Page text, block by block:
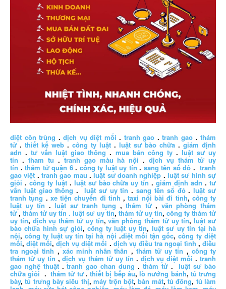
diệt côn trùng .dịch vụ diệt mối . tranh gao .tranh gao .thám
tử . thiết kế web . công ty luật . luật sư bào chữa . giám định
adn .tư vấn luật giao thông . mua bán công ty. luật sư uy
tín . tham tu . tranh gạo màu hà nội .dịch vụ thám tử uy
tín .thám tử quận 6. công ty luật uy tín . sang tên sổ đỏ .tranh
gao việt .tranh gao mau .luật sư doanh nghiệp .luật sư hình sự
giỏi . công ty luật. luật sư bào chữa uy tín .giám định adn .tư
vấn luật giao thông . luật sư uy tín .sang tên sổ đỏ.luật sư
tranh tụng . xe tiện chuyến đi tỉnh ,taxi nội bài đi tỉnh, công ty
luật uy tín .luật sư tranh tụng ,thám tử, văn phòng thám
tử ,thám tử uy tín . luật sư uy tín, thám tử uy tín, công ty thám tử
uy tín, dịch vụ thám tử uy tín,văn phòng thám tử uy tín,luật sư
bào chữa hình sự giỏi,công ty luật uy tín, luật sư uy tín tại hà
nội,công ty luật uy tín tại hà nội .diệt mối tận gốc, công ty diệt
mối,diệt mối,dịch vụ diệt mối . dịch vụ điều tra ngoại tình ,điều
tra ngoại tình , xác minh nhân thân , thám tử uy tín , công ty
thám tử uy tín ,dịch vụ thám tử uy tín . dịch vụ diệt mối .tranh
gao nghệ thuật.tranh gao chan dung . thám tử.luật sư bào
chữa giỏi .thám tử tư.thiết bị bếp âu,lò nướng bánh, tủ trưng
bày,tủ trưng bày siêu thị,máy trộn bột,bàn mát, tủ đông, tủ làm